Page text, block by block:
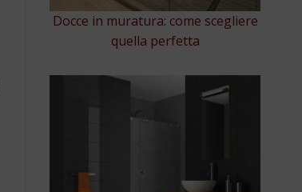
Docce in muratura: come scegliere
quella perfetta